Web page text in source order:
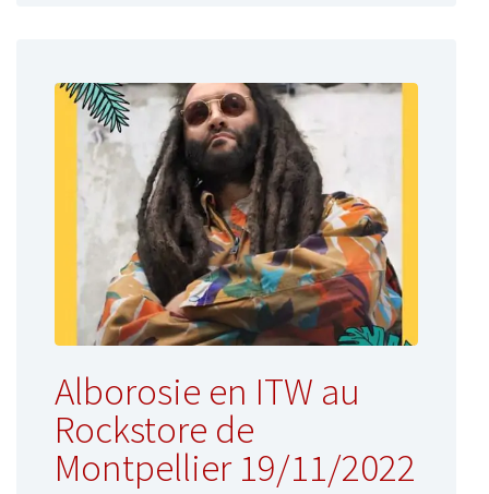
Alborosie en ITW au
Rockstore de
Montpellier 19/11/2022